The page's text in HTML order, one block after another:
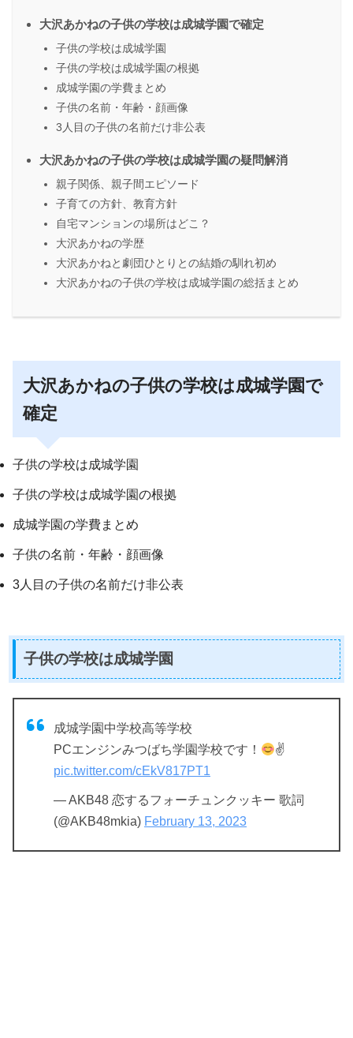
大沢あかねの子供の学校は成城学園で確定
子供の学校は成城学園
子供の学校は成城学園の根拠
成城学園の学費まとめ
子供の名前・年齢・顔画像
3人目の子供の名前だけ非公表
大沢あかねの子供の学校は成城学園の疑問解消
親子関係、親子間エピソード
子育ての方針、教育方針
自宅マンションの場所はどこ？
大沢あかねの学歴
大沢あかねと劇団ひとりとの結婚の馴れ初め
大沢あかねの子供の学校は成城学園の総括まとめ
大沢あかねの子供の学校は成城学園で
確定
子供の学校は成城学園
子供の学校は成城学園の根拠
成城学園の学費まとめ
子供の名前・年齢・顔画像
3人目の子供の名前だけ非公表
子供の学校は成城学園
成城学園中学校高等学校
PCエンジンみつばち学園学校です！
✌
pic.twitter.com/cEkV817PT1
— AKB48 恋するフォーチュンクッキー 歌詞
(@AKB48mkia) February 13, 2023